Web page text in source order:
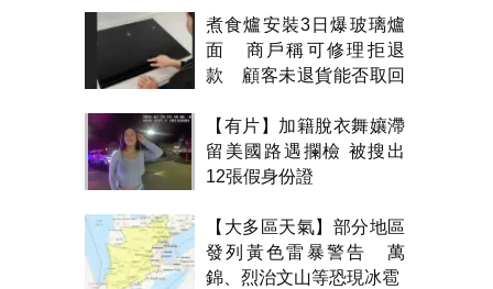
煮食爐安裝3日爆玻璃爐
面 商戶稱可修理拒退
款 顧客未退貨能否取回
【有片】加籍脫衣舞孃滯
留美國路遇攔檢 被搜出
12張假身份證
【大多區天氣】部分地區
發列黃色雷暴警告 萬
錦、烈治文山等恐現冰雹